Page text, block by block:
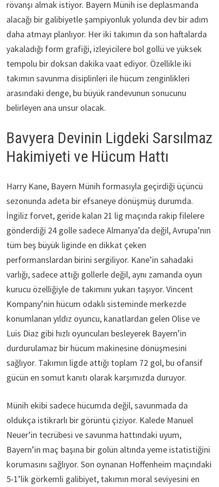
rövanşı almak istiyor. Bayern Münih ise deplasmanda
alacağı bir galibiyetle şampiyonluk yolunda dev bir adım
daha atmayı planlıyor. Her iki takımın da son haftalarda
yakaladığı form grafiği, izleyicilere bol gollü ve yüksek
tempolu bir doksan dakika vaat ediyor. Özellikle iki
takımın savunma disiplinleri ile hücum zenginlikleri
arasındaki denge, bu büyük randevunun sonucunu
belirleyen ana unsur olacak.
Bavyera Devinin Ligdeki Sarsılmaz
Hakimiyeti ve Hücum Hattı
Harry Kane, Bayern Münih formasıyla geçirdiği üçüncü
sezonunda adeta bir efsaneye dönüşmüş durumda.
İngiliz forvet, geride kalan 21 lig maçında rakip filelere
gönderdiği 24 golle sadece Almanya’da değil, Avrupa’nın
tüm beş büyük liginde en dikkat çeken
performanslardan birini sergiliyor. Kane’in sahadaki
varlığı, sadece attığı gollerle değil, aynı zamanda oyun
kurucu özelliğiyle de takımını yukarı taşıyor. Vincent
Kompany’nin hücum odaklı sisteminde merkezde
konumlanan yıldız oyuncu, kanatlardan gelen Olise ve
Luis Diaz gibi hızlı oyuncuları besleyerek Bayern’in
durdurulamaz bir hücum makinesine dönüşmesini
sağlıyor. Takımın ligde attığı toplam 72 gol, bu ofansif
gücün en somut kanıtı olarak karşımızda duruyor.
Münih ekibi sadece hücumda değil, savunmada da
oldukça istikrarlı bir görüntü çiziyor. Kalede Manuel
Neuer’in tecrübesi ve savunma hattındaki uyum,
Bayern’in maç başına bir golün altında yeme istatistiğini
korumasını sağlıyor. Son oynanan Hoffenheim maçındaki
5-1’lik görkemli galibiyet, takımın moral seviyesini en